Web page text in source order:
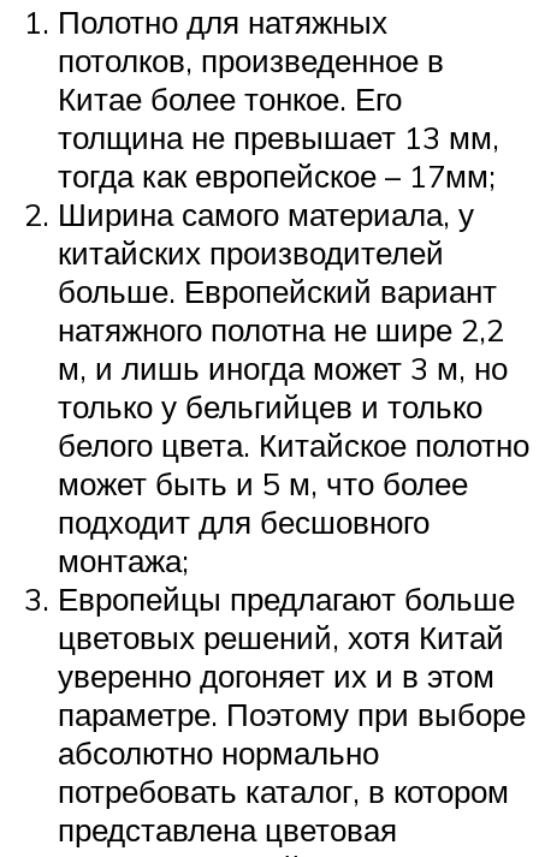
Полотно для натяжных
потолков, произведенное в
Китае более тонкое. Его
толщина не превышает 13 мм,
тогда как европейское – 17мм;
Ширина самого материала, у
китайских производителей
больше. Европейский вариант
натяжного полотна не шире 2,2
м, и лишь иногда может 3 м, но
только у бельгийцев и только
белого цвета. Китайское полотно
может быть и 5 м, что более
подходит для бесшовного
монтажа;
Европейцы предлагают больше
цветовых решений, хотя Китай
уверенно догоняет их и в этом
параметре. Поэтому при выборе
абсолютно нормально
потребовать каталог, в котором
представлена цветовая